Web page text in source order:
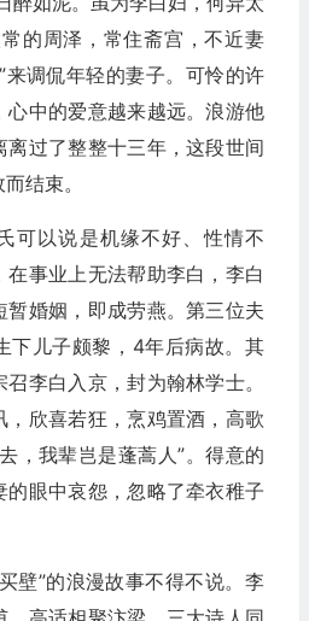
的周泽，常住斋宫，不近妻
来调侃年轻的妻子。可怜的许
心中的爱意越来越远。浪游他
离过了整整十三年，这段世间
结束。
可以说是机缘不好、性情不
事业上无法帮助李白，李白
暂婚姻，即成劳燕。第三位夫
下儿子颇黎，4年后病故。其
李白入京，封为翰林学士。
，欣喜若狂，烹鸡置酒，高歌
，我辈岂是蓬蒿人”。得意的
的眼中哀怨，忽略了牵衣稚子
壁”的浪漫故事不得不说。李